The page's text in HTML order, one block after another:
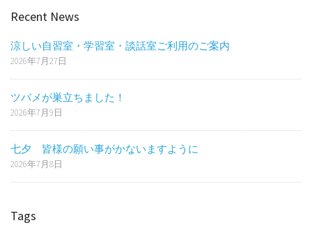
Recent News
涼しい自習室・学習室・談話室ご利用のご案内
2026年7月27日
ツバメが巣立ちました！
2026年7月9日
七夕 皆様の願い事がかないますように
2026年7月8日
Tags